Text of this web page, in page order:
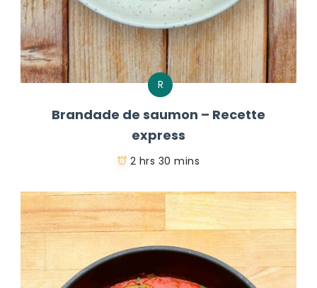
R
Brandade de saumon – Recette
express
2 hrs 30 mins